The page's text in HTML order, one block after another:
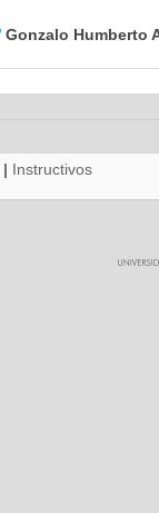
Gonzalo Humberto
| Instructivos